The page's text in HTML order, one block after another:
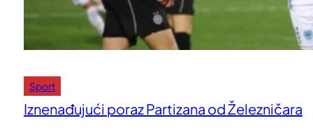
Sport
Iznenađujući poraz Partizana od Železničara